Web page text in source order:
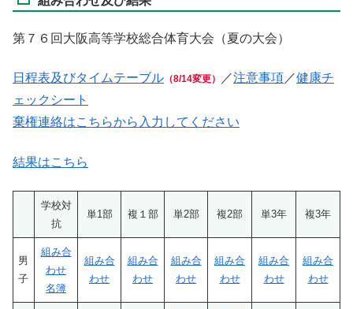
第７６回大阪高等学校総合体育大会（夏の大会）
日程表及びタイムテーブル （8/14変更） ／注意事項 ／健康チ
ェックシート
棄権連絡はこちらから入力してください
結果はこちら
学校対
抗
単1部 複１部 単2部 複2部 単3年 複3年
男
子
組み合
わせ
名簿
組み合
わせ
組み合
わせ
組み合
わせ
組み合
わせ
組み合
わせ
組み合
わせ